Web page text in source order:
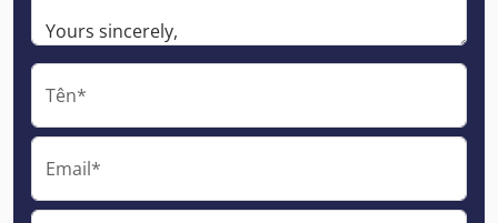
Tên*
Email*